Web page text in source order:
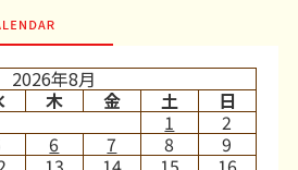
2026年8月
木 金 土 日
1
2
6 7 8
9